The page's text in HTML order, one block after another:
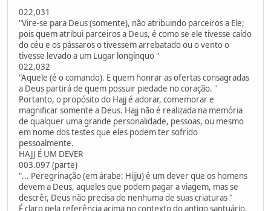
022,031
"Vire-se para Deus (somente), não atribuindo parceiros a Ele;
pois quem atribui parceiros a Deus, é como se ele tivesse caído
do céu e os pássaros o tivessem arrebatado ou o vento o
tivesse levado a um Lugar longínquo "
022,032
"Aquele (é o comando). E quem honrar as ofertas consagradas
a Deus partirá de quem possuir piedade no coração. "
Portanto, o propósito do Hajj é adorar, comemorar e
magnificar somente a Deus. Hajj não é realizada na memória
de qualquer uma grande personalidade, pessoas, ou mesmo
em nome dos testes que eles podem ter sofrido
pessoalmente.
HAJJ É UM DEVER
003.097 (parte)
"... Peregrinação (em árabe: Hijju) é um dever que os homens
devem a Deus, aqueles que podem pagar a viagem, mas se
descrêr, Deus não precisa de nenhuma de suas criaturas "
É claro pela referência acima no contexto do antigo santuário,